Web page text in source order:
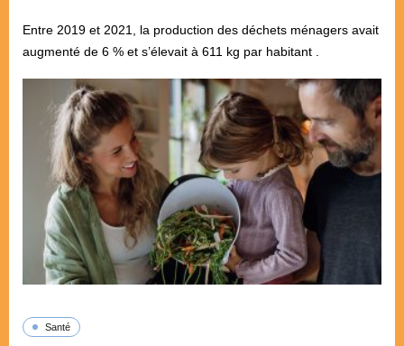
Entre 2019 et 2021, la production des déchets ménagers avait
augmenté de 6 % et s’élevait à 611 kg par habitant .
Santé